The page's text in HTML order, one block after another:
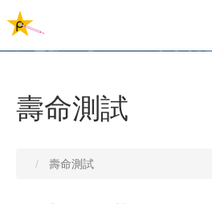
至
壽命測試
壽命測試